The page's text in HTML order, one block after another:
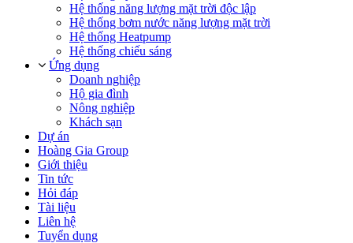
Hệ thống năng lượng mặt trời độc lập
Hệ thống bơm nước năng lượng mặt trời
Hệ thống Heatpump
Hệ thống chiếu sáng
Ứng dụng
Doanh nghiệp
Hộ gia đình
Nông nghiệp
Khách sạn
Dự án
Hoàng Gia Group
Giới thiệu
Tin tức
Hỏi đáp
Tài liệu
Liên hệ
Tuyển dụng